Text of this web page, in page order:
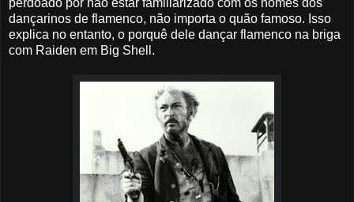
dançarinos de flamenco, não importa o quão famoso. Isso
explica no entanto, o porquê dele dançar flamenco na briga
com Raiden em Big Shell.